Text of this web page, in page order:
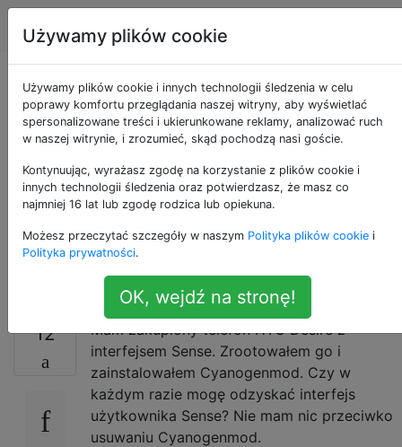
Android Tagi
Zrootował telefon i
zainstalował
cyjanogenmod. Jak
odzyskać interfejs
użytkownika Sense?
12
Mam zakupiony telefon HTC Desire z
interfejsem Sense. Zrootowałem go i
zainstalowałem Cyanogenmod. Czy w
każdym razie mogę odzyskać interfejs
użytkownika Sense? Nie mam nic przeciwko
usuwaniu Cyanogenmod.
Używamy plików cookie
Używamy plików cookie i innych technologii śledzenia w celu
poprawy komfortu przeglądania naszej witryny, aby wyświetlać
spersonalizowane treści i ukierunkowane reklamy, analizować ruch
w naszej witrynie, i zrozumieć, skąd pochodzą nasi goście.
Kontynuując, wyrażasz zgodę na korzystanie z plików cookie i
innych technologii śledzenia oraz potwierdzasz, że masz co
najmniej 16 lat lub zgodę rodzica lub opiekuna.
Możesz przeczytać szczegóły w naszym Polityka plików cookie i
Polityka prywatności.
OK, wejdź na stronę!